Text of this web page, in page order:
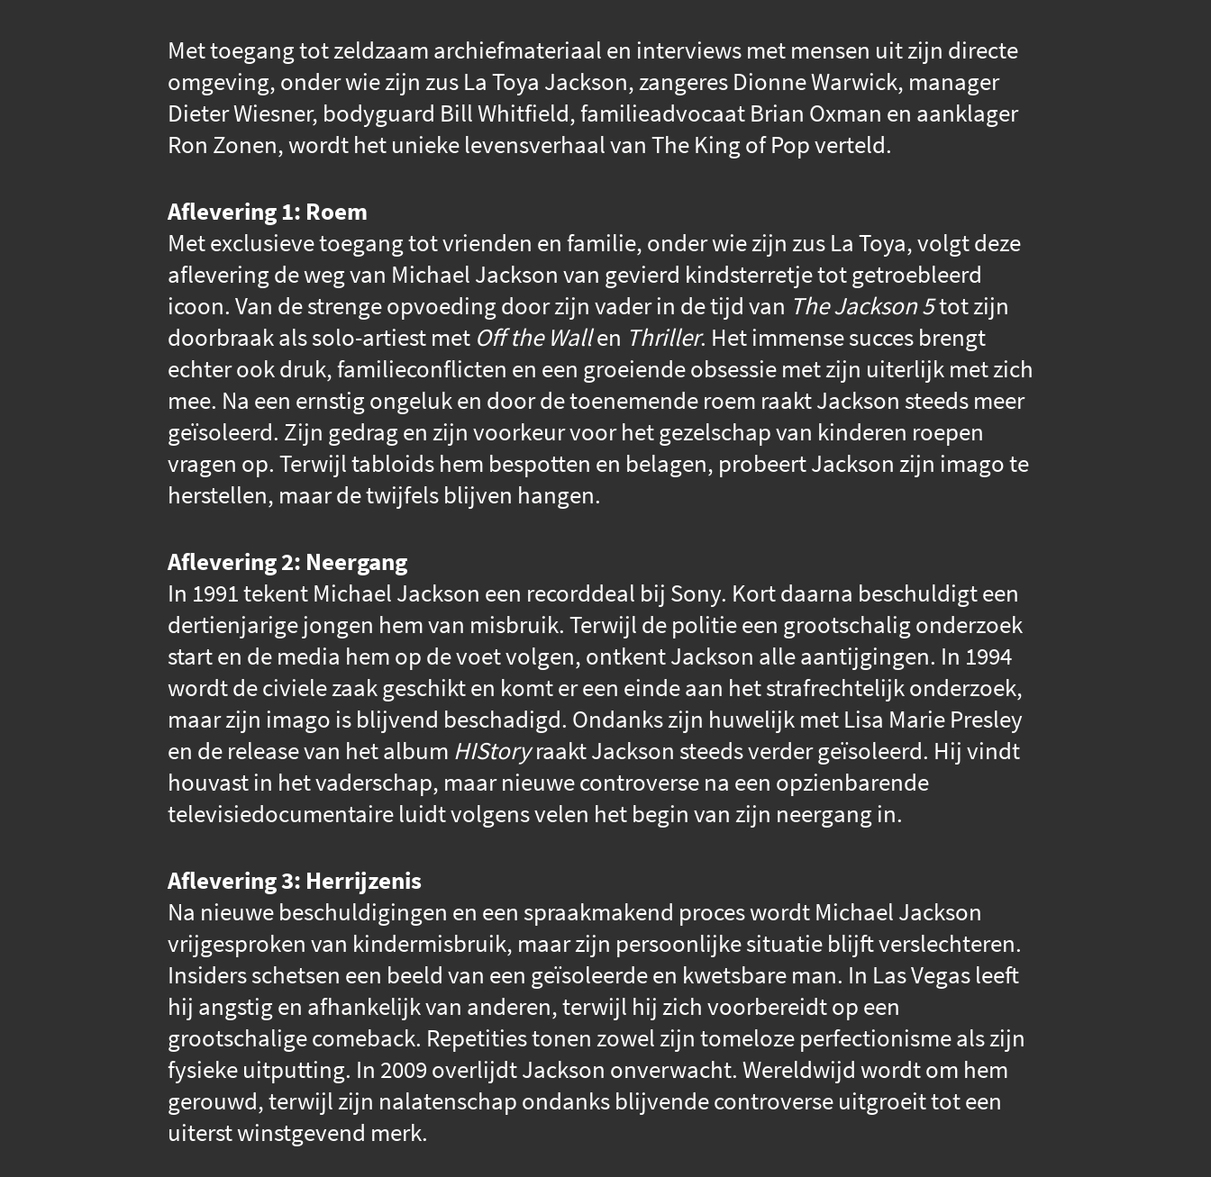
Met toegang tot zeldzaam archiefmateriaal en interviews met mensen uit zijn directe
omgeving, onder wie zijn zus La Toya Jackson, zangeres Dionne Warwick, manager
Dieter Wiesner, bodyguard Bill Whitfield, familieadvocaat Brian Oxman en aanklager
Ron Zonen, wordt het unieke levensverhaal van The King of Pop verteld.
Aflevering 1: Roem
Met exclusieve toegang tot vrienden en familie, onder wie zijn zus La Toya, volgt deze
aflevering de weg van Michael Jackson van gevierd kindsterretje tot getroebleerd
icoon. Van de strenge opvoeding door zijn vader in de tijd van The Jackson 5tot zijn
doorbraak als solo-artiest met Off the Wallen Thriller. Het immense succes brengt
echter ook druk, familieconflicten en een groeiende obsessie met zijn uiterlijk met zich
mee. Na een ernstig ongeluk en door de toenemende roem raakt Jackson steeds meer
geïsoleerd. Zijn gedrag en zijn voorkeur voor het gezelschap van kinderen roepen
vragen op. Terwijl tabloids hem bespotten en belagen, probeert Jackson zijn imago te
herstellen, maar de twijfels blijven hangen.
Aflevering 2: Neergang
In 1991 tekent Michael Jackson een recorddeal bij Sony. Kort daarna beschuldigt een
dertienjarige jongen hem van misbruik. Terwijl de politie een grootschalig onderzoek
start en de media hem op de voet volgen, ontkent Jackson alle aantijgingen. In 1994
wordt de civiele zaak geschikt en komt er een einde aan het strafrechtelijk onderzoek,
maar zijn imago is blijvend beschadigd. Ondanks zijn huwelijk met Lisa Marie Presley
en de release van het album HIStoryraakt Jackson steeds verder geïsoleerd. Hij vindt
houvast in het vaderschap, maar nieuwe controverse na een opzienbarende
televisiedocumentaire luidt volgens velen het begin van zijn neergang in.
Aflevering 3: Herrijzenis
Na nieuwe beschuldigingen en een spraakmakend proces wordt Michael Jackson
vrijgesproken van kindermisbruik, maar zijn persoonlijke situatie blijft verslechteren.
Insiders schetsen een beeld van een geïsoleerde en kwetsbare man. In Las Vegas leeft
hij angstig en afhankelijk van anderen, terwijl hij zich voorbereidt op een
grootschalige comeback. Repetities tonen zowel zijn tomeloze perfectionisme als zijn
fysieke uitputting. In 2009 overlijdt Jackson onverwacht. Wereldwijd wordt om hem
gerouwd, terwijl zijn nalatenschap ondanks blijvende controverse uitgroeit tot een
uiterst winstgevend merk.